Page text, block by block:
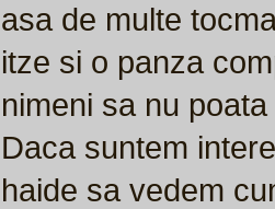
asa de multe
itze si o panza
nimeni sa nu
Daca suntem
haide sa vedem